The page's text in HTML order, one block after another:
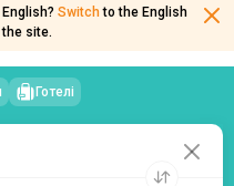
Switch to the English
site.
Готелі